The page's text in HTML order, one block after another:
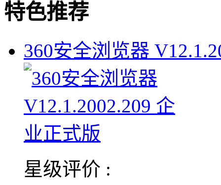
特色推荐
360安全浏览器
星级评价 :